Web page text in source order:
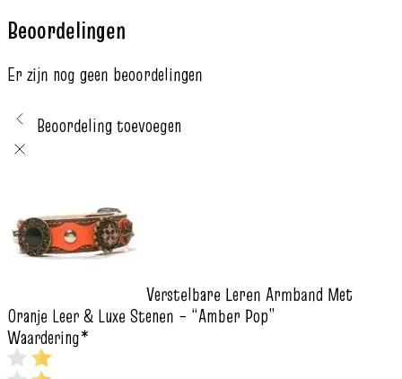
Beoordelingen
Er zijn nog geen beoordelingen
Beoordeling toevoegen
Verstelbare Leren Armband Met
Oranje Leer & Luxe Stenen – “Amber Pop”
Waardering*